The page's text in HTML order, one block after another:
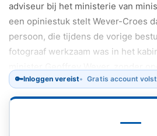
adviseur bij het ministerie van
een opiniestuk stelt Wever-Croes
persoon, die tijdens de vorige
fotograaf werkzaam was in het
sollicitatieprocedure zou zijn
🔑Inloggen vereist Gratis account